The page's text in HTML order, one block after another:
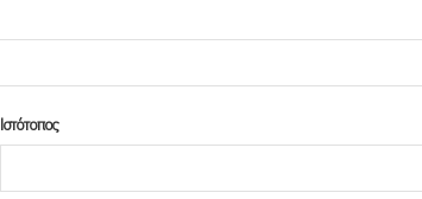
Ιστότοπος